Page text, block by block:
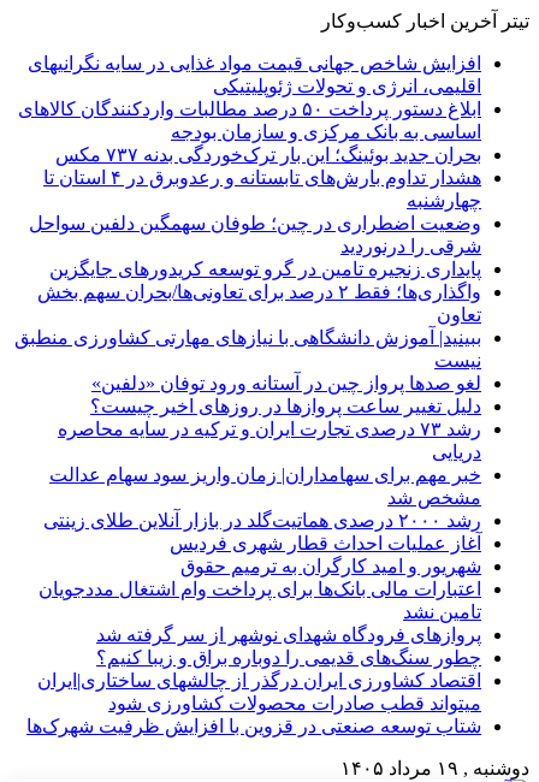
تیتر آخرین اخبار کسب‌وکار
افزایش شاخص جهانی قیمت مواد غذایی در سایه نگرانیهای
اقلیمی، انرژی و تحولات ژئوپلیتیکی
ابلاغ دستور پرداخت ۵۰ درصد مطالبات واردکنندگان کالاهای
اساسی به بانک مرکزی و سازمان بودجه
بحران جدید بوئینگ؛ این بار ترک‌خوردگی بدنه ۷۳۷ مکس
هشدار تداوم بارش‌های تابستانه و رعدوبرق در ۴ استان تا
چهارشنبه
وضعیت اضطراری در چین؛ طوفان سهمگین دلفین سواحل
شرقی را درنوردید
پایداری زنجیره تامین در گرو توسعه کریدورهای جایگزین
واگذاری‌ها؛ فقط ۲ درصد برای تعاونی‌ها/بحران سهم بخش
تعاون
ببینید| آموزش دانشگاهی با نیازهای مهارتی کشاورزی منطبق
نیست
لغو صدها پرواز چین در آستانه ورود توفان «دلفین»
دلیل تغییر ساعت پروازها در روزهای اخیر چیست؟
رشد ۷۳ درصدی تجارت ایران و ترکیه در سایه محاصره
دریایی
خبر مهم برای سهامداران| زمان واریز سود سهام عدالت
مشخص شد
رشد ۲۰۰۰ درصدی هماتیت‌گلد در بازار آنلاین طلای زینتی
آغاز عملیات احداث قطار شهری فردیس
شهریور و امید کارگران به ترمیم حقوق
اعتبارات مالی بانک‌ها برای پرداخت وام اشتغال مددجویان
تامین نشد
پروازهای فرودگاه شهدای نوشهر از سر گرفته شد
چطور سنگ‌های قدیمی را دوباره براق و زیبا کنیم؟
اقتصاد کشاورزی ایران درگذر از چالشهای ساختاری|ایران
میتواند قطب صادرات محصولات کشاورزی شود
شتاب توسعه صنعتی در قزوین با افزایش ظرفیت شهرک‌ها
دوشنبه , ۱۹ مرداد ۱۴۰۵